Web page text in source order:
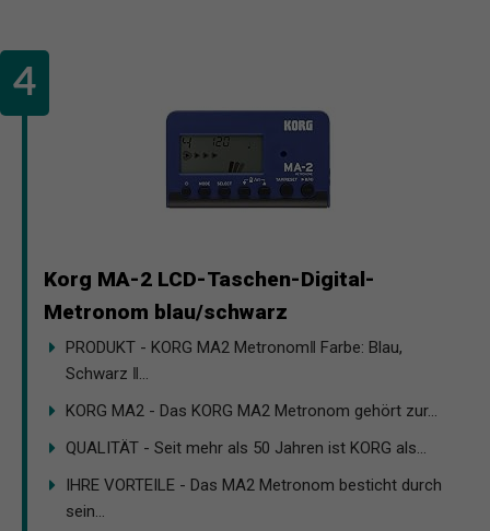
Korg MA-2 LCD-Taschen-Digital-
Metronom blau/schwarz
PRODUKT - KORG MA2 Metronomǁ Farbe: Blau,
Schwarz ǁ...
KORG MA2 - Das KORG MA2 Metronom gehört zur...
QUALITÄT - Seit mehr als 50 Jahren ist KORG als...
IHRE VORTEILE - Das MA2 Metronom besticht durch
sein...